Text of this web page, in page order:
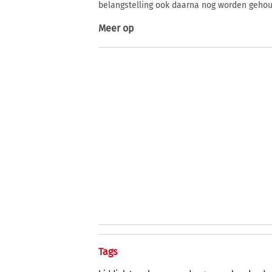
belangstelling ook daarna nog worden
Meer op
Tags